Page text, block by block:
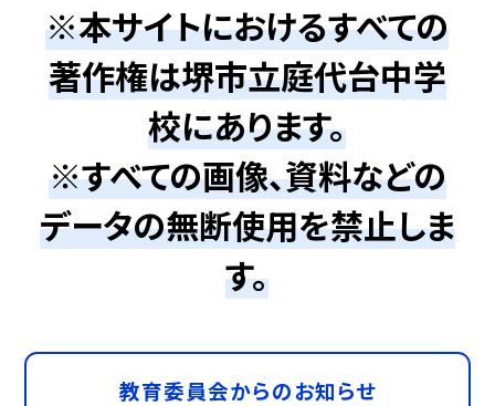
※本サイトにおけるすべての
著作権は堺市立庭代台中学
校にあります。
※すべての画像、資料などの
データの無断使用を禁止しま
す。
教育委員会からのお知らせ